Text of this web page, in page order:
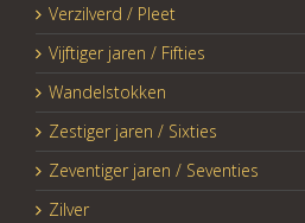
Verzilverd / Pleet
Vijftiger jaren / Fifties
Wandelstokken
Zestiger jaren / Sixties
Zeventiger jaren / Seventies
Zilver